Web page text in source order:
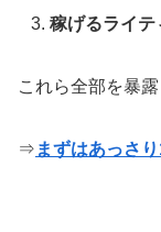
稼げるライテ
これら全部を暴露
⇒ まずはあっさ